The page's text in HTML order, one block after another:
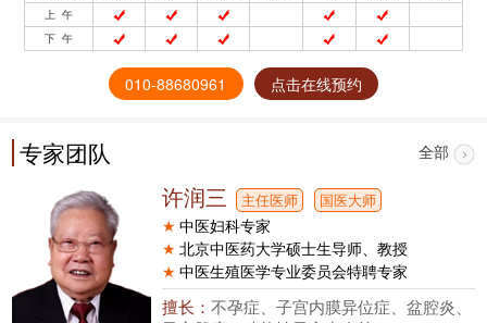
上 午
下 午
010-88680961 点击在线预约
专家团队 全部
许润三 主任医师 国医大师
★ 中医妇科专家
★ 北京中医药大学硕士生导师、教授
★ 中医生殖医学专业委员会特聘专家
擅长： 不孕症、子宫内膜异位症、盆腔炎、